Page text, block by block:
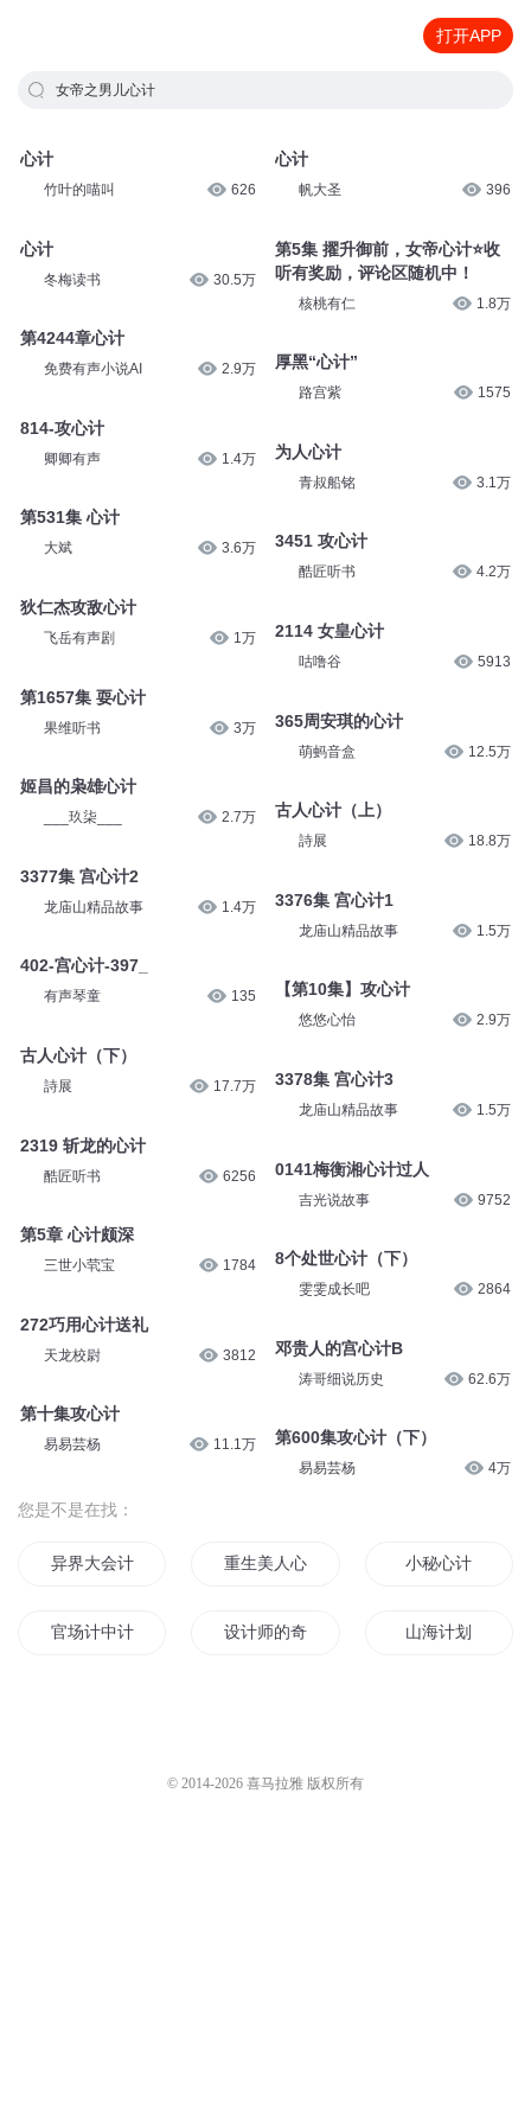
打开APP
女帝之男儿心计
心计
竹叶的喵叫 626
心计
冬梅读书 30.5万
第4244章心计
免费有声小说AI 2.9万
814-攻心计
卿卿有声 1.4万
第531集 心计
大斌 3.6万
狄仁杰攻敌心计
飞岳有声剧 1万
第1657集 耍心计
果维听书 3万
姬昌的枭雄心计
___玖柒___ 2.7万
3377集 宫心计2
龙庙山精品故事 1.4万
402-宫心计-397_
有声琴童 135
古人心计（下）
詩展 17.7万
2319 斩龙的心计
酷匠听书 6256
第5章 心计颇深
三世小茕宝 1784
272巧用心计送礼
天龙校尉 3812
第十集攻心计
易易芸杨 11.1万
心计
帆大圣 396
第5集 擢升御前，女帝心计⭐收
听有奖励，评论区随机中！
核桃有仁 1.8万
厚黑“心计”
路宫紫 1575
为人心计
青叔船铭 3.1万
3451 攻心计
酷匠听书 4.2万
2114 女皇心计
咕噜谷 5913
365周安琪的心计
萌蚂音盒 12.5万
古人心计（上）
詩展 18.8万
3376集 宫心计1
龙庙山精品故事 1.5万
【第10集】攻心计
悠悠心怡 2.9万
3378集 宫心计3
龙庙山精品故事 1.5万
0141梅衡湘心计过人
吉光说故事 9752
8个处世心计（下）
雯雯成长吧 2864
邓贵人的宫心计B
涛哥细说历史 62.6万
第600集攻心计（下）
易易芸杨 4万
您是不是在找：
异界大会计师 重生美人心计 小秘心计
官场计中计 设计师的奇异人生 山海计划
© 2014-2026 喜马拉雅 版权所有